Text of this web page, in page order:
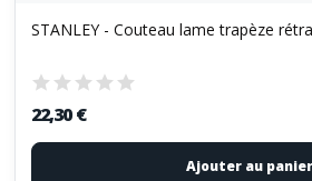
STANLEY - Couteau lame trapèze
22,30 €
Ajouter au panier